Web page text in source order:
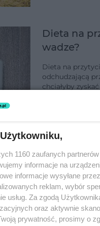
Dieta na
wadze?
Dieta na
odchudzającą
chciałyby
Kim jest
dla
Ektomorfik ma
dieta i trening
drobni, szczupli
ich żywieni…
1160 zaufanych
informacje na
informacje wysyłane
reklam, wybór
usług. Za zgodą
oraz aktywnie
prywatność, prosimy o